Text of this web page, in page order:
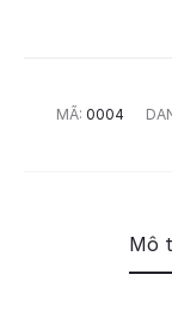
MÃ: 0004
Mô